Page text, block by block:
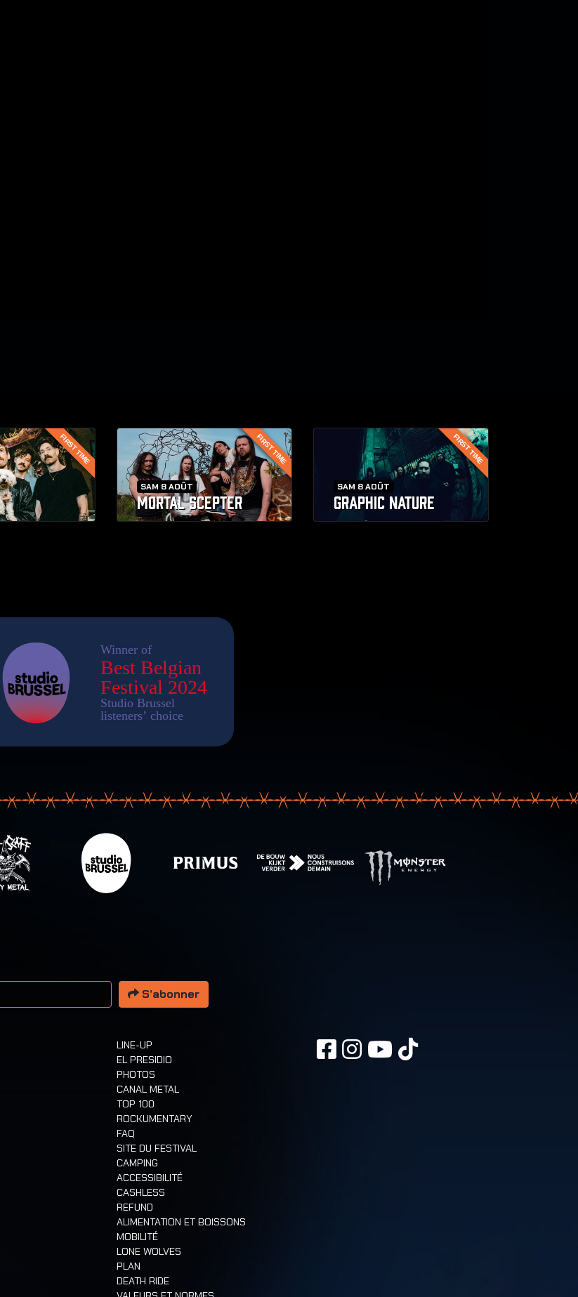
FIRST TIME FIRST TIME
SAM 8 AOÛT
MORTAL SCEPTER
FIRST TIME
SAM 8 AOÛT
GRAPHIC NATURE
S’abonner
LINE-UP
EL PRESIDIO
PHOTOS
CANAL METAL
TOP 100
ROCKUMENTARY
FAQ
SITE DU FESTIVAL
CAMPING
ACCESSIBILITÉ
CASHLESS
REFUND
ALIMENTATION ET BOISSONS
MOBILITÉ
LONE WOLVES
PLAN
DEATH RIDE